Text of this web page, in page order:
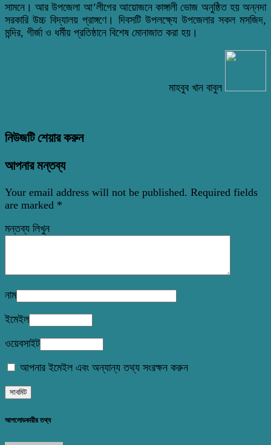
সামনে। আর উপজেলা আ’লীগের আয়োজনে কাঙ্গালী ভোজ অনুষ্ঠিত হয় অন্নদা
সরকারি উচ্চ বিদ্যালয় প্রাঙ্গণে। দিবসটি উপলক্ষ্যে উপজেলার সকল মসজিদ,
মন্দির, গীর্জা ও ধর্মীয় প্রতিষ্ঠানে বিশেষ মোনাজাত করা হয়।
মাহবুব খান বাবুল
নিউজটি শেয়ার করুন
আপনার মন্তব্য
Your email address will not be published. Required fields
are marked *
মন্তব্য লিখুন
নাম
ইমেইল
ওয়েবসাইট
আপনার ইমেইল এবং অন্যান্য তথ্য সংরক্ষন করুন
আপলোডকারীর তথ্য